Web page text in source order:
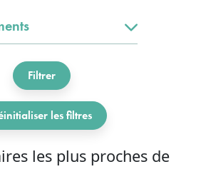
Filtrer
les filtres
les plus proches de